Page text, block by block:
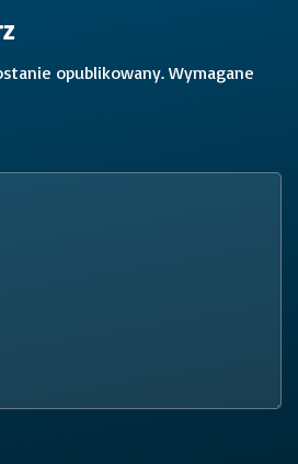
opublikowany. Wymagane